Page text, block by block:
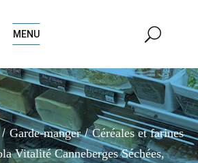
MENU
Garde-manger
Céréales et farines
Vitalité Canneberges Séchées,